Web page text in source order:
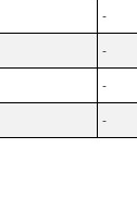
-
-
-
-